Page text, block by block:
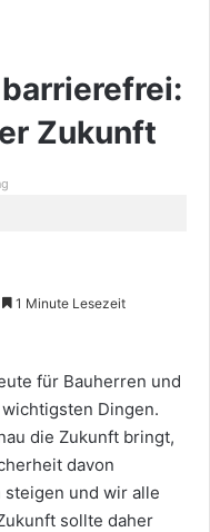
Zukunft
1 Minute Lesezeit
für Bauherren und
Dingen.
die Zukunft bringt,
davon
steigen und wir alle
sollte daher